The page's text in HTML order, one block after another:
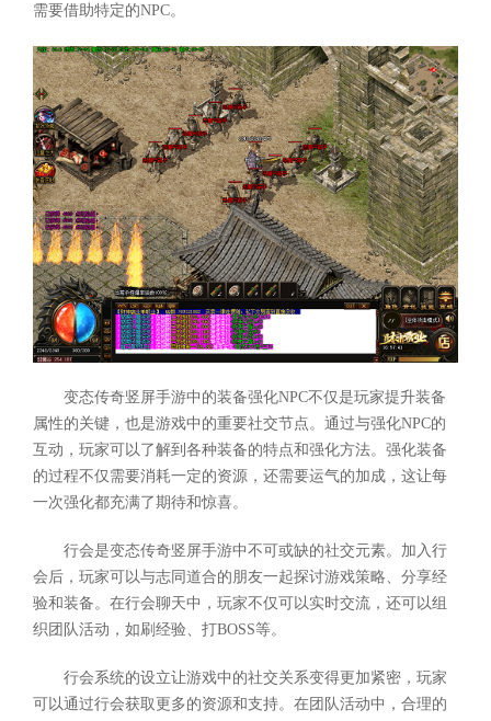
需要借助特定的NPC。
变态传奇竖屏手游中的装备强化NPC不仅是玩家提升装备
属性的关键，也是游戏中的重要社交节点。通过与强化NPC的
互动，玩家可以了解到各种装备的特点和强化方法。强化装备
的过程不仅需要消耗一定的资源，还需要运气的加成，这让每
一次强化都充满了期待和惊喜。
行会是变态传奇竖屏手游中不可或缺的社交元素。加入行
会后，玩家可以与志同道合的朋友一起探讨游戏策略、分享经
验和装备。在行会聊天中，玩家不仅可以实时交流，还可以组
织团队活动，如刷经验、打BOSS等。
行会系统的设立让游戏中的社交关系变得更加紧密，玩家
可以通过行会获取更多的资源和支持。在团队活动中，合理的